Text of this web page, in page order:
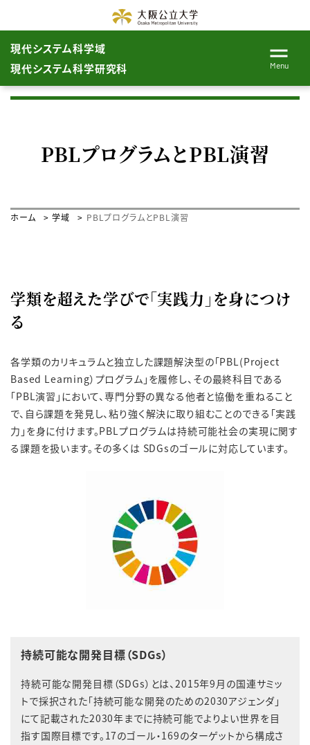
現代システム科学域
現代システム科学研究科
Menu
PBLプログラムとPBL演習
ホーム 学域 PBLプログラムとPBL演習
学類を超えた学びで「実践力」を身につけ
る
各学類のカリキュラムと独立した課題解決型の「PBL(Project
Based Learning）プログラム」を履修し、その最終科目である
「PBL演習」において、専門分野の異なる他者と協働を重ねること
で、自ら課題を発見し、粘り強く解決に取り組むことのできる「実践
力」を身に付けます。PBLプログラムは持続可能社会の実現に関す
る課題を扱います。その多くは SDGsのゴールに対応しています。
持続可能な開発目標（SDGs）
持続可能な開発目標（SDGs）とは、2015年9月の国連サミッ
トで採択された「持続可能な開発のための2030アジェンダ」
にて記載された2030年までに持続可能でよりよい世界を目
指す国際目標です。17のゴール・169のターゲットから構成さ